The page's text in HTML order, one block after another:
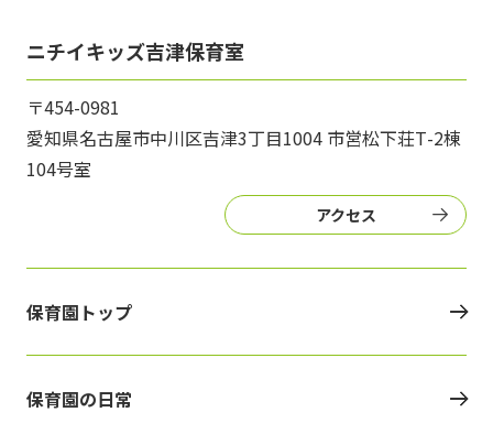
ニチイキッズ吉津保育室
〒454-0981
愛知県名古屋市中川区吉津3丁目1004 市営松下荘Т-2棟
104号室
アクセス
保育園トップ
保育園の日常